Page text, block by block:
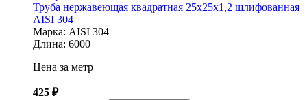
Труба нержавеющая квадратная 25х25х1,2 шлифованная
AISI 304
Марка: AISI 304
Длина: 6000
Цена за метр
425 ₽